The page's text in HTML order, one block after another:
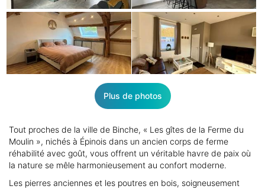
Plus de photos
Tout proches de la ville de Binche, « Les gîtes de la Ferme du
Moulin », nichés à Épinois dans un ancien corps de ferme
réhabilité avec goût, vous offrent un véritable havre de paix où
la nature se mêle harmonieusement au confort moderne.
Les pierres anciennes et les poutres en bois, soigneusement